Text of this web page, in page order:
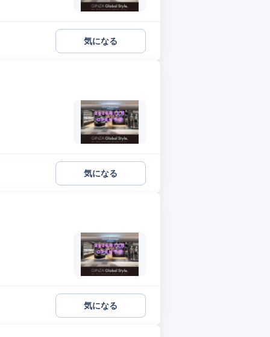
気になる
気になる
気になる